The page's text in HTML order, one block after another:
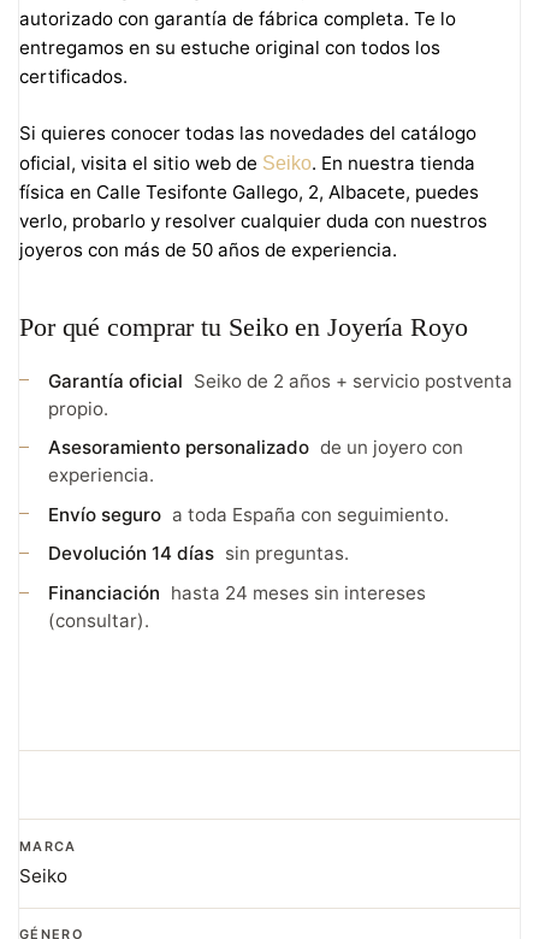
autorizado con garantía de fábrica completa. Te lo
entregamos en su estuche original con todos los
certificados.
Si quieres conocer todas las novedades del catálogo
oficial, visita el sitio web de Seiko. En nuestra tienda
física en Calle Tesifonte Gallego, 2, Albacete, puedes
verlo, probarlo y resolver cualquier duda con nuestros
joyeros con más de 50 años de experiencia.
Por qué comprar tu Seiko en Joyería Royo
Garantía oficial Seiko de 2 años + servicio postventa
propio.
Asesoramiento personalizado de un joyero con
experiencia.
Envío seguro a toda España con seguimiento.
Devolución 14 días sin preguntas.
Financiación hasta 24 meses sin intereses
(consultar).
MARCA
Seiko
GÉNERO